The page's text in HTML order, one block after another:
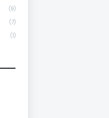
(9)
(7)
(1)